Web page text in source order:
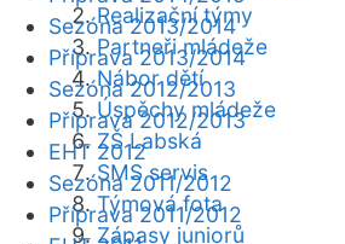
Realizační týmy
Partneři mládeže
Nábor dětí
Úspěchy mládeže
ZŠ Labská
SMS servis
Týmová fota
Zápasy juniorů
Sezóna 2013/2014
Příprava 2013/2014
Sezóna 2012/2013
Příprava 2012/2013
EHT 2012
Sezóna 2011/2012
Příprava 2011/2012